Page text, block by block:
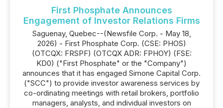
First Phosphate Announces
Engagement of Investor Relations Firms
Saguenay, Quebec--(Newsfile Corp. - May 18,
2026) - First Phosphate Corp. (CSE: PHOS)
(OTCQX: FRSPF) (OTCQX ADR: FPHOY) (FSE:
KD0) ("First Phosphate" or the "Company")
announces that it has engaged Simone Capital Corp.
("SCC") to provide investor awareness services by
co-ordinating meetings with retail brokers, portfolio
managers, analysts, and individual investors on